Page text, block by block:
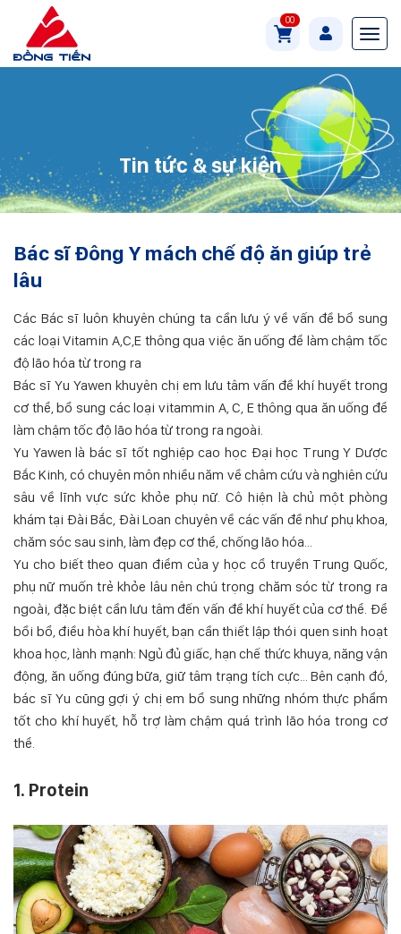
00
Tin tức & sự kiện
Bác sĩ Đông Y mách chế độ ăn giúp trẻ
lâu
Các Bác sĩ luôn khuyên chúng ta cần lưu ý về vấn đề bổ sung
các loại Vitamin A,C,E thông qua việc ăn uống để làm chậm tốc
độ lão hóa từ trong ra
Bác sĩ Yu Yawen khuyên chị em lưu tâm vấn đề khí huyết trong
cơ thể, bổ sung các loại vitammin A, C, E thông qua ăn uống để
làm chậm tốc độ lão hóa từ trong ra ngoài.
Yu Yawen là bác sĩ tốt nghiệp cao học Đại học Trung Y Dược
Bắc Kinh, có chuyên môn nhiều năm về châm cứu và nghiên cứu
sâu về lĩnh vực sức khỏe phụ nữ. Cô hiện là chủ một phòng
khám tại Đài Bắc, Đài Loan chuyên về các vấn đề như phụ khoa,
chăm sóc sau sinh, làm đẹp cơ thể, chống lão hóa...
Yu cho biết theo quan điểm của y học cổ truyền Trung Quốc,
phụ nữ muốn trẻ khỏe lâu nên chú trọng chăm sóc từ trong ra
ngoài, đặc biệt cần lưu tâm đến vấn đề khí huyết của cơ thể. Để
bồi bổ, điều hòa khí huyết, bạn cần thiết lập thói quen sinh hoạt
khoa học, lành mạnh: Ngủ đủ giấc, hạn chế thức khuya, năng vận
động, ăn uống đúng bữa, giữ tâm trạng tích cực... Bên cạnh đó,
bác sĩ Yu cũng gợi ý chị em bổ sung những nhóm thực phẩm
tốt cho khí huyết, hỗ trợ làm chậm quá trình lão hóa trong cơ
thể.
1. Protein